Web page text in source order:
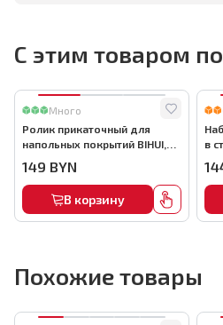
С этим товаром
Много
Ролик прикаточный для
напольных покрытий BIHUI,
149 BYN
В корзину
в
Похожие товары